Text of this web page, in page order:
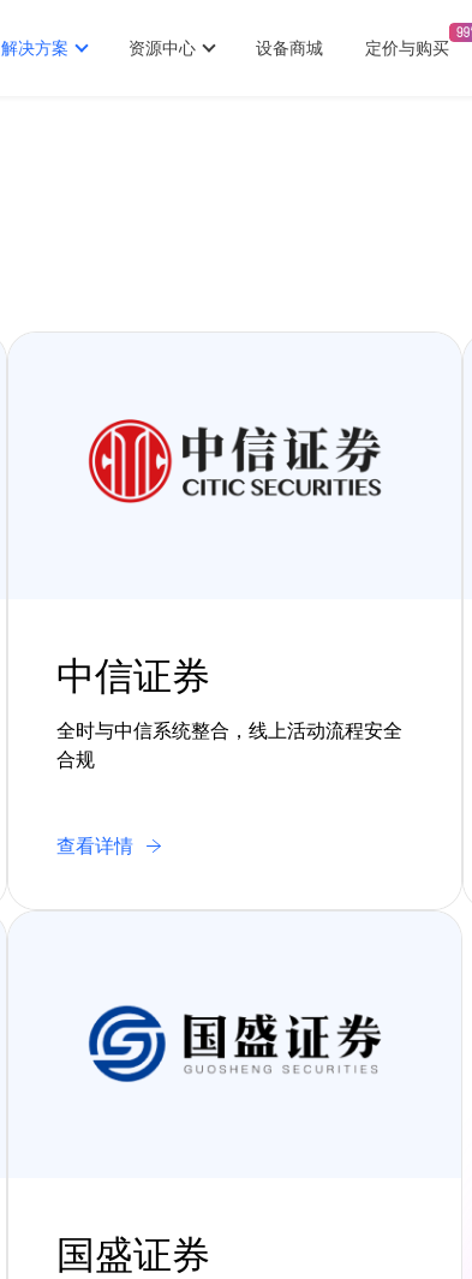
解决方案 资源中心 设备商城 定价与购买
中信证券
全时与中信系统整合，线上活动流程安全
合规
查看详情
国盛证券